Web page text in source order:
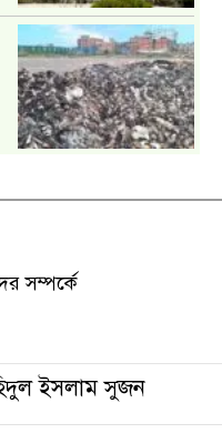
সম্পর্কে
ইসলাম সুজন